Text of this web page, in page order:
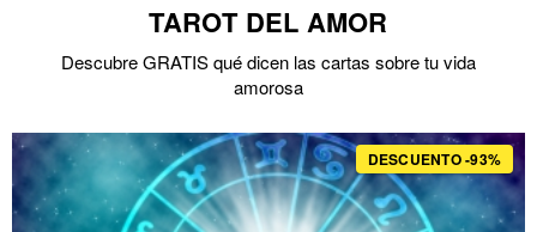
TAROT DEL AMOR
Descubre GRATIS qué dicen las cartas sobre tu vida
amorosa
DESCUENTO -93%